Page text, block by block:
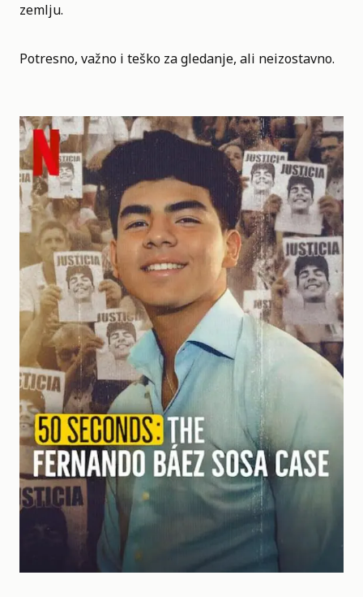
zemlju.
Potresno, važno i teško za gledanje, ali neizostavno.